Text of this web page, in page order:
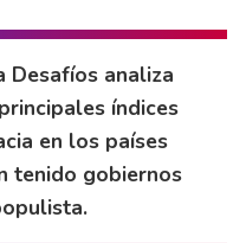
Desafíos analiza
índices
en los países
tenido gobiernos